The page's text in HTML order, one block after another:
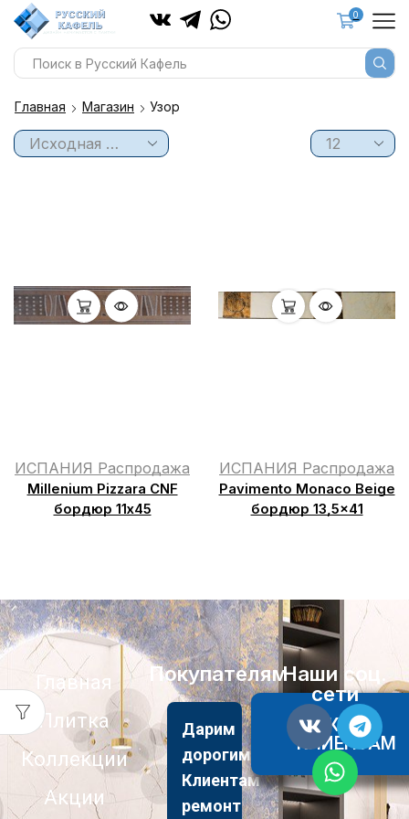
0
Главная Магазин Узор
ИСПАНИЯ Распродажа
Millenium Pizzara CNF
бордюр 11х45
ИСПАНИЯ Распродажа
Pavimento Monaco Beige
бордюр 13,5×41
Главная
Плитка
Коллекции
Акции
Покупателям
Дарим
дорогим
Клиентам
ремонт
АКЦИИ
КЛИЕНТАМ
Наши соц.
сети